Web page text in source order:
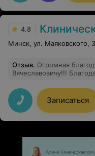
4.8 Клинический центр пластической
Минск, ул. Маяковского,
Отзыв. Огромная
Вячеславовичу!!!
на счет этого доктора,
молодым для
сомнения были
блефароспластику 20
блестяще!!! Очень
огромное!!! Побольше
Записаться